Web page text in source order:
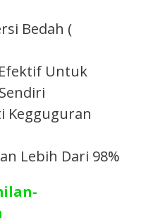
Bedah (
Untuk
Kegguguran
Lebih Dari 98%